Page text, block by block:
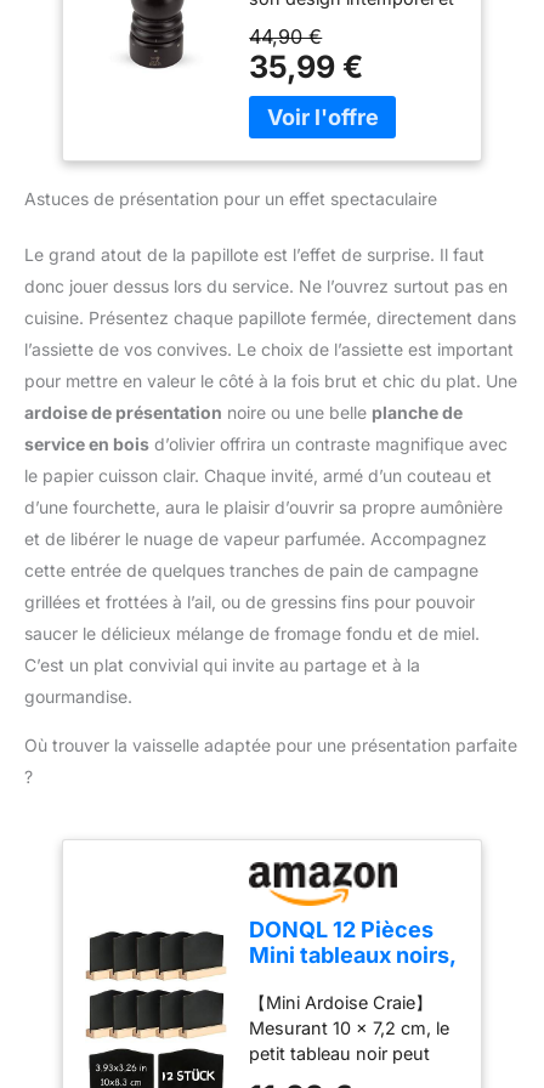
vos sauces, vos
marinades, vos légumes,
vos salades et même vos
desserts ! ✅ SACHET
FRAICHEUR - Pratique,
les grains sont
récolte dans un format
garantit leur fraicheur. Un
format économique pour
recharger vos moulins à
poivre. ✅ MARQUE
FRANÇAISE - Khla (« le
tigre » en khmer), une
entreprise familiale
franco-cambodgienne
spécialisée dans
l’épicerie fine
d’exception. Saveurs
exotiques, certifications
IGP et commerce
équitable, nous
sourçons nos produits
directement auprès des
ateliers.
ce produit en essayant
de vous procurer un
poivre récolté
récemment. ✅ CONÇU
PAR UN PHARMACIEN :
diplômé en pharmacie et
en phytothérapie,
prépare les mélanges de
depuis 2013.
poivre, clous de girofle,
cumin et autres épices.
Attention : verre fragile.
Si endommagé,
contactez-nous pour
une solution rapide et
satisfaisante.
Bois Labellisé PEFC
- Fabrication
Française - Coloris
Chocolat
gamme aux finitions
élégantes, le moulin à
poivre Paris u'Select allie
praticité, robustesse,
l'emploi. CONCEPTION
moulin possède un
mécanisme en acier
au poivre en grain qui le
tranche au lieu de
l’écraser et le moud
finement afin de libérer
saveurs. DURABLE ET
ÉCORESPONSABLE :
Particulièrement robuste,
ce moulin est doté d'un
mécanisme garanti sans
limitation de durée.
Écoresponsable, il est
fabriqué en France à
partir de bois local issu
recouvert d'une peinture
u'Select propose six
tailles de mouture
prédéfinies pour profiter
de toutes les subtilités
du poivre selon vos
envies. Il s'ajuste selon
vos goûts grâce à la
bague située à la base
du moulin.
L’EXCELLENCE
44,90 €
35,99 €
Astuces de présentation pour un effet spectaculaire
Le grand atout de la papillote est l’effet de surprise. Il faut
donc jouer dessus lors du service. Ne l’ouvrez surtout pas en
cuisine. Présentez chaque papillote fermée, directement dans
l’assiette de vos convives. Le choix de l’assiette est important
pour mettre en valeur le côté à la fois brut et chic du plat. Une
ardoise de présentation noire ou une belle planche de
service en bois d’olivier offrira un contraste magnifique avec
le papier cuisson clair. Chaque invité, armé d’un couteau et
d’une fourchette, aura le plaisir d’ouvrir sa propre aumônière
et de libérer le nuage de vapeur parfumée. Accompagnez
cette entrée de quelques tranches de pain de campagne
grillées et frottées à l’ail, ou de gressins fins pour pouvoir
saucer le délicieux mélange de fromage fondu et de miel.
C’est un plat convivial qui invite au partage et à la
gourmandise.
Où trouver la vaisselle adaptée pour une présentation parfaite
?
DONQL 12 Pièces
Mini tableaux noirs,
Noir,Mini Panneaux
d'Affichage,
Chevalet Ardoise
de Table pour
【Mini Ardoise Craie】
Mesurant 10 x 7,2 cm, le
petit tableau noir peut